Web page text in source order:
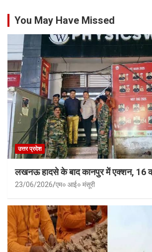
You May Have Missed
उत्तर प्रदेश
लखनऊ हादसे के बाद कानपुर में एक्शन, 16
23/06/2026 एम० आई० मंसूरी